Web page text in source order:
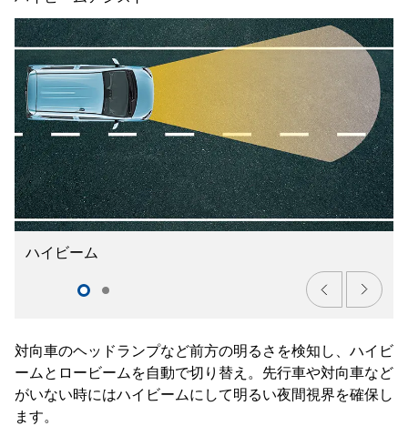
対向車のヘッドランプなど前方の明るさを検知し、ハイビ
ームとロービームを自動で切り替え。先行車や対向車など
がいない時にはハイビームにして明るい夜間視界を確保し
ます。
ハイビーム